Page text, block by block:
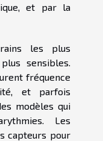
et par la
les plus
sensibles.
fréquence
et parfois
modèles qui
Les
capteurs pour